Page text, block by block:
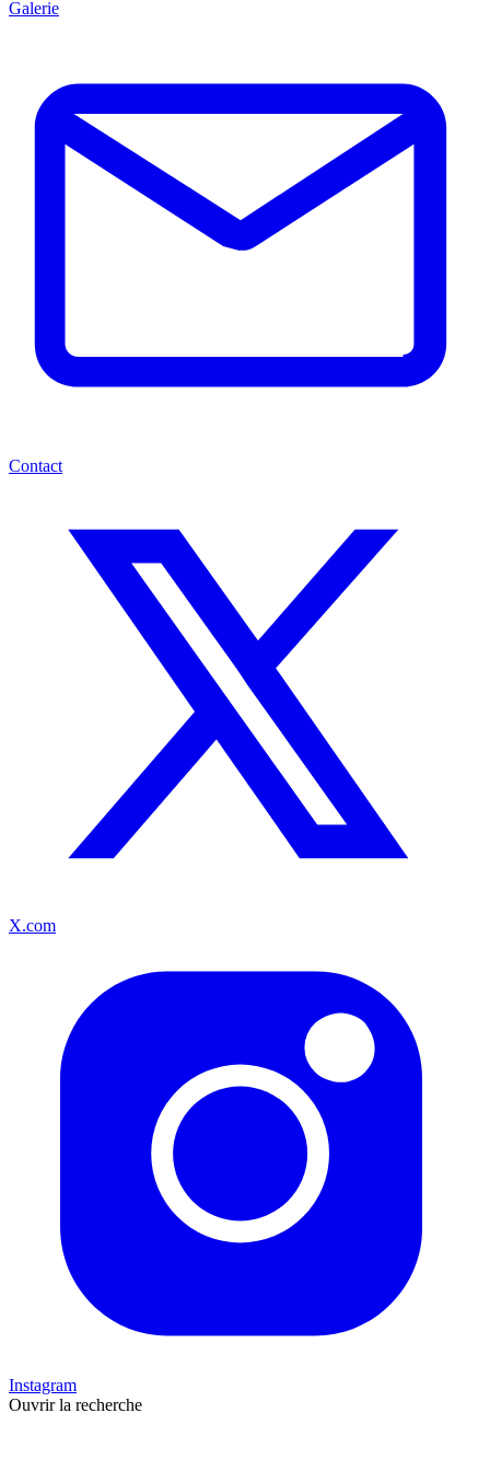
Galerie
Contact
X.com
Instagram
Ouvrir la recherche